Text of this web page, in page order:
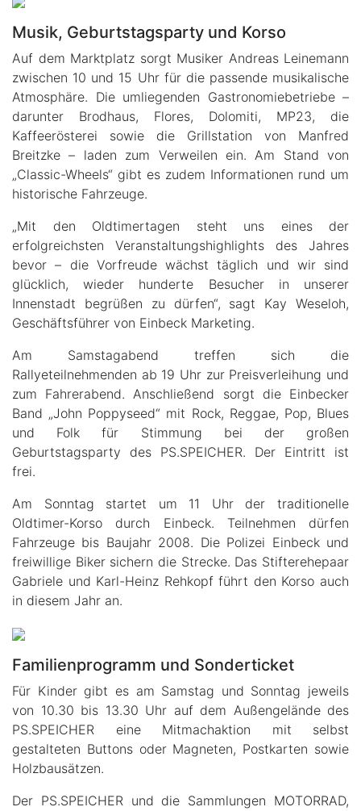
Musik, Geburtstagsparty und Korso
Auf dem Marktplatz sorgt Musiker Andreas Leinemann
zwischen 10 und 15 Uhr für die passende musikalische
Atmosphäre. Die umliegenden Gastronomiebetriebe –
darunter Brodhaus, Flores, Dolomiti, MP23, die
Kaffeerösterei sowie die Grillstation von Manfred
Breitzke – laden zum Verweilen ein. Am Stand von
„Classic-Wheels“ gibt es zudem Informationen rund um
historische Fahrzeuge.
„Mit den Oldtimertagen steht uns eines der
erfolgreichsten Veranstaltungshighlights des Jahres
bevor – die Vorfreude wächst täglich und wir sind
glücklich, wieder hunderte Besucher in unserer
Innenstadt begrüßen zu dürfen“, sagt Kay Weseloh,
Geschäftsführer von Einbeck Marketing.
Am Samstagabend treffen sich die
Rallyeteilnehmenden ab 19 Uhr zur Preisverleihung und
zum Fahrerabend. Anschließend sorgt die Einbecker
Band „John Poppyseed“ mit Rock, Reggae, Pop, Blues
und Folk für Stimmung bei der großen
Geburtstagsparty des PS.SPEICHER. Der Eintritt ist
frei.
Am Sonntag startet um 11 Uhr der traditionelle
Oldtimer-Korso durch Einbeck. Teilnehmen dürfen
Fahrzeuge bis Baujahr 2008. Die Polizei Einbeck und
freiwillige Biker sichern die Strecke. Das Stifterehepaar
Gabriele und Karl-Heinz Rehkopf führt den Korso auch
in diesem Jahr an.
Familienprogramm und Sonderticket
Für Kinder gibt es am Samstag und Sonntag jeweils
von 10.30 bis 13.30 Uhr auf dem Außengelände des
PS.SPEICHER eine Mitmachaktion mit selbst
gestalteten Buttons oder Magneten, Postkarten sowie
Holzbausätzen.
Der PS.SPEICHER und die Sammlungen MOTORRAD,